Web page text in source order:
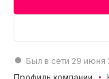
Был в сети 29 июня